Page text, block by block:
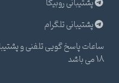
پشتیبانی روبیکا
پشتیبانی تلگرام
18 می باشد